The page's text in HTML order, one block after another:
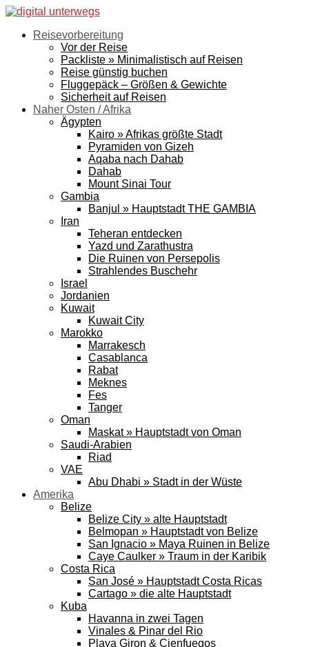
Reisevorbereitung
Vor der Reise
Packliste » Minimalistisch auf Reisen
Reise günstig buchen
Fluggepäck – Größen & Gewichte
Sicherheit auf Reisen
Naher Osten / Afrika
Ägypten
Kairo » Afrikas größte Stadt
Pyramiden von Gizeh
Aqaba nach Dahab
Dahab
Mount Sinai Tour
Gambia
Banjul » Hauptstadt THE GAMBIA
Iran
Teheran entdecken
Yazd und Zarathustra
Die Ruinen von Persepolis
Strahlendes Buschehr
Israel
Jordanien
Kuwait
Kuwait City
Marokko
Marrakesch
Casablanca
Rabat
Meknes
Fes
Tanger
Oman
Maskat » Hauptstadt von Oman
Saudi-Arabien
Riad
VAE
Abu Dhabi » Stadt in der Wüste
Amerika
Belize
Belize City » alte Hauptstadt
Belmopan » Hauptstadt von Belize
San Ignacio » Maya Ruinen in Belize
Caye Caulker » Traum in der Karibik
Costa Rica
San José » Hauptstadt Costa Ricas
Cartago » die alte Hauptstadt
Kuba
Havanna in zwei Tagen
Vinales & Pinar del Rio
Playa Giron & Cienfuegos